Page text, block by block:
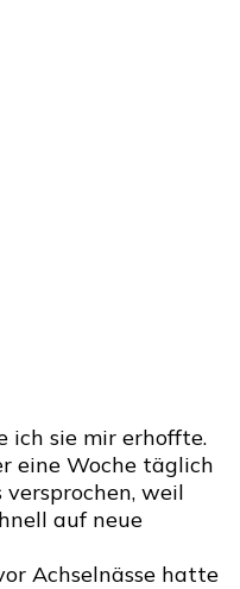
ich sie mir erhoffte.
eine Woche täglich
weil
auf neue
Achselnässe hatte